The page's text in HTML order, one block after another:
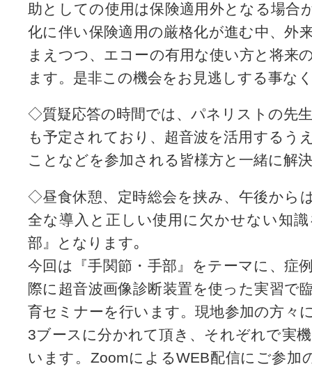
助としての使用は保険適用外となる場合
化に伴い保険適用の厳格化が進む中、外
まえつつ、エコーの有用な使い方と将来
ます。是非この機会をお見逃しする事な
◇質疑応答の時間では、パネリストの先
も予定されており、超音波を活用するう
ことなどを参加される皆様方と一緒に解
◇昼食休憩、定時総会を挟み、午後から
全な導入と正しい使用に欠かせない知
部』となります｡
今回は
『手関節・手部』 をテーマに、症
際に超音波画像診断装置を使った実習で
育セミナーを行います。現地参加の方々
3ブースに分かれて頂き、それぞれで実
います。ZoomによるWEB配信にご参加